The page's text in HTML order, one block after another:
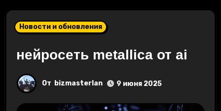
Новости и обновления
нейросеть metallica от ai
От bizmasterlan 9 июня 2025